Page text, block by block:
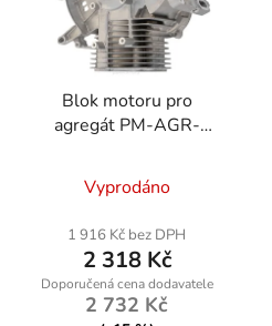
Blok motoru pro
agregát PM-AGR-
Vyprodáno
1 916 Kč bez DPH
2 318 Kč
2 732 Kč